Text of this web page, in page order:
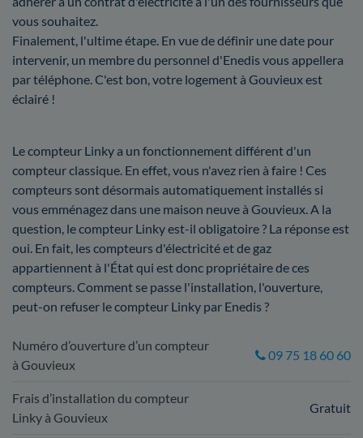
vous souhaitez.
Finalement, l'ultime étape. En vue de définir une date pour
intervenir, un membre du personnel d'Enedis vous appellera
par téléphone. C'est bon, votre logement à Gouvieux est
éclairé !
Le compteur Linky a un fonctionnement différent d'un
compteur classique. En effet, vous n'avez rien à faire ! Ces
compteurs sont désormais automatiquement installés si
vous emménagez dans une maison neuve à Gouvieux. A la
question, le compteur Linky est-il obligatoire ? La réponse est
oui. En fait, les compteurs d'électricité et de gaz
appartiennent à l'État qui est donc propriétaire de ces
compteurs. Comment se passe l'installation, l'ouverture,
peut-on refuser le compteur Linky par Enedis ?
Numéro d’ouverture d’un compteur
à Gouvieux
09 75 18 60 60
Frais d’installation du compteur
Linky à Gouvieux
Gratuit